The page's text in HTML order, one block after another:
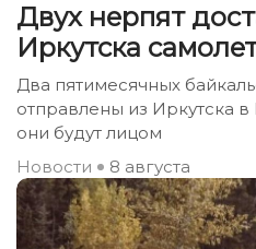
Двух нерпят
Иркутска
Два пятимесячных
отправлены из Иркутска
они будут лицом
Новости
8 августа